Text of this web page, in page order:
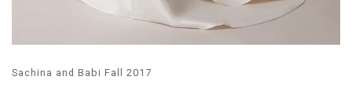
Sachina and Babi Fall 2017